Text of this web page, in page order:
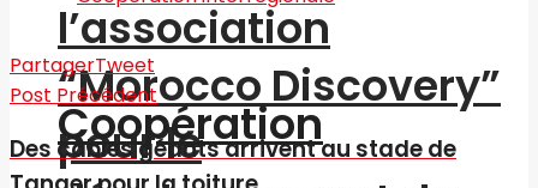
l’association
“Morocco Discovery”
pour le
Coopération
PartagerTweet
Post Précédent
Des câbles géants arrivent au stade de